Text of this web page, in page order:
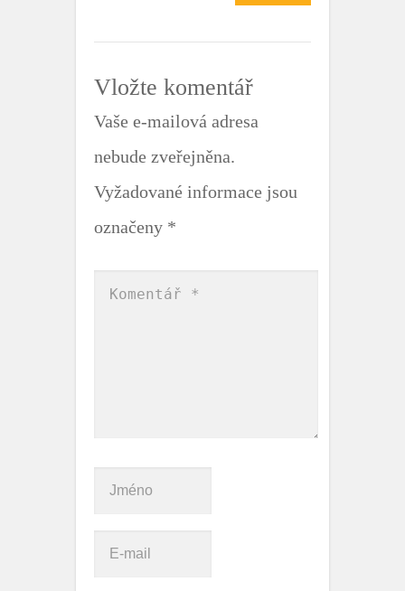
Vložte komentář
Vaše e-mailová adresa
nebude zveřejněna.
Vyžadované informace jsou
označeny *